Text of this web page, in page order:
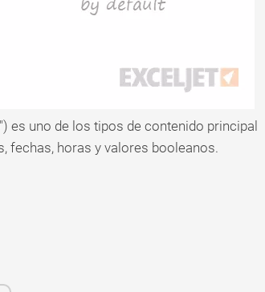
es uno de los tipos de contenido principal
fechas, horas y valores booleanos.